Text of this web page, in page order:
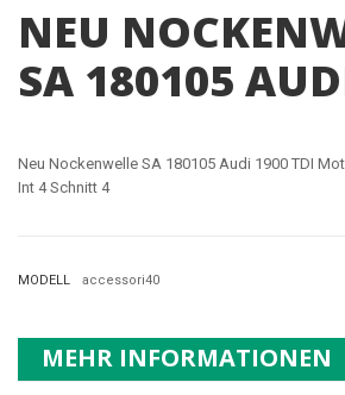
NEU
SA 180105
Neu Nockenwelle SA 180105 Audi 1900 TDI
Int 4 Schnitt 4
MODELL accessori40
MEHR INFORMATIONEN